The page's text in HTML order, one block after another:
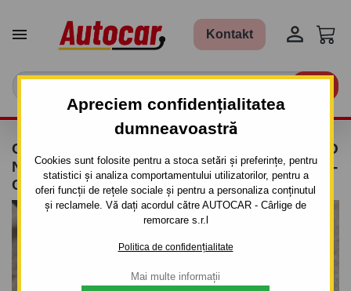
Apreciem confidențialitatea
dumneavoastră
Cookies sunt folosite pentru a stoca setări și preferințe, pentru
statistici și analiza comportamentului utilizatorilor, pentru a
oferi funcții de rețele sociale și pentru a personaliza conținutul
și reclamele. Vă dați acordul către AUTOCAR - Cârlige de
remorcare s.r.l
Politica de confidențialitate
Mai multe informații
 Kontakt 
CÂRLIG DE REMORCARE PENTRU DAEWOO
NUBIRA - 4UŞI. - SISTEM SEMIDEMONTABIL -
CU ŞURUBURI - DIN 2004